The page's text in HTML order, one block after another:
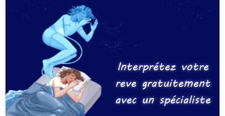
Interprétez votre
reve gratuitement
avec un spécialiste